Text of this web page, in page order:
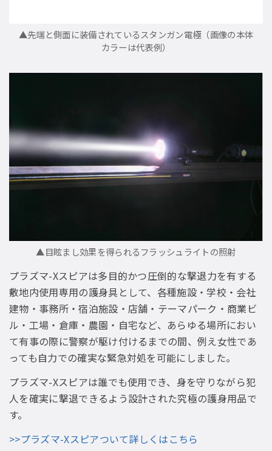
▲先端と側面に装備されているスタンガン電極（画像の本体
カラーは代表例）
▲目眩まし効果を得られるフラッシュライトの照射
プラズマ-Xスピアは多目的かつ圧倒的な撃退力を有する
敷地内使用専用の護身具として、各種施設・学校・会社
建物・事務所・宿泊施設・店舗・テーマパーク・商業ビ
ル・工場・倉庫・農園・自宅など、あらゆる場所におい
て有事の際に警察が駆け付けるまでの間、例え女性であ
っても自力での確実な緊急対処を可能にしました。
プラズマ-Xスピアは誰でも使用でき、身を守りながら犯
人を確実に撃退できるよう設計された究極の護身用品で
す。
>>プラズマ-Xスピアついて詳しくはこちら